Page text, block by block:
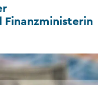
Finanzministerin